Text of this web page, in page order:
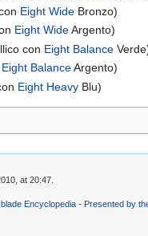
Eight Wide Bronzo)
Eight WideArgento)
con Eight Balance
Eight BalanceArgento)
Eight Heavy Blu)
at 20:47.
Encyclopedia - Presented by